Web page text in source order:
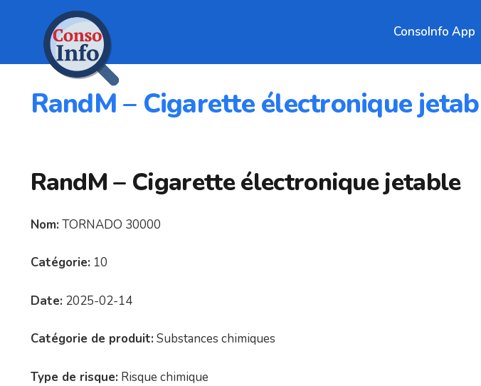
ConsoInfo App
RandM – Cigarette électronique
RandM – Cigarette électronique jetable
Nom: TORNADO 30000
Catégorie: 10
Date: 2025-02-14
Catégorie de produit: Substances chimiques
Type de risque: Risque chimique